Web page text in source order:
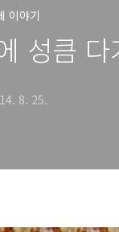
이야기
성큼
8. 25.